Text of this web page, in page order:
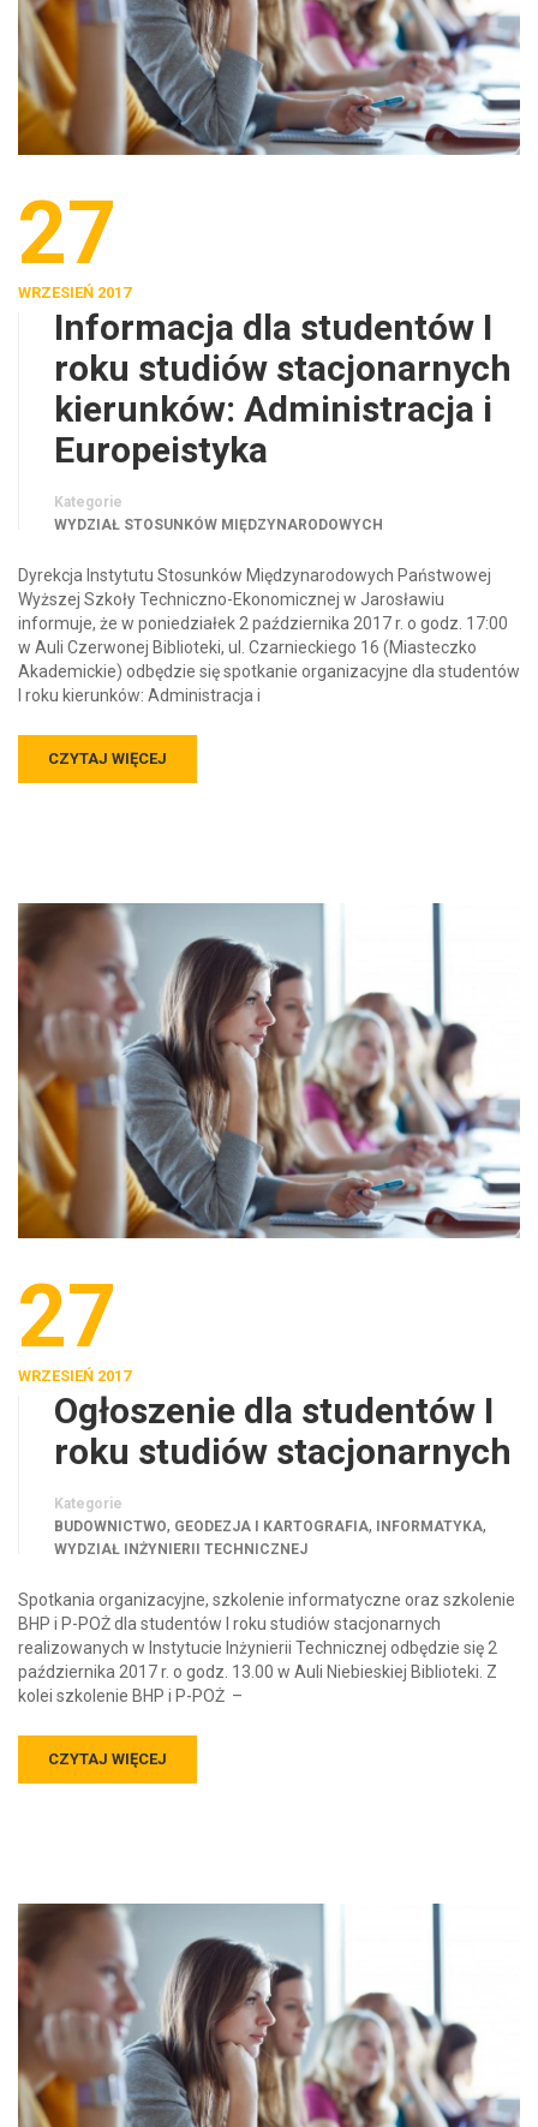
27
WRZESIEŃ 2017
Informacja dla studentów I
roku studiów stacjonarnych
kierunków: Administracja i
Europeistyka
Kategorie
WYDZIAŁ STOSUNKÓW MIĘDZYNARODOWYCH
Dyrekcja Instytutu Stosunków Międzynarodowych Państwowej
Wyższej Szkoły Techniczno-Ekonomicznej w Jarosławiu
informuje, że w poniedziałek 2 października 2017 r. o godz. 17:00
w Auli Czerwonej Biblioteki, ul. Czarnieckiego 16 (Miasteczko
Akademickie) odbędzie się spotkanie organizacyjne dla studentów
I roku kierunków: Administracja i
CZYTAJ WIĘCEJ
27
WRZESIEŃ 2017
Ogłoszenie dla studentów I
roku studiów stacjonarnych
Kategorie
BUDOWNICTWO, GEODEZJA I KARTOGRAFIA, INFORMATYKA,
WYDZIAŁ INŻYNIERII TECHNICZNEJ
Spotkania organizacyjne, szkolenie informatyczne oraz szkolenie
BHP i P-POŻ dla studentów I roku studiów stacjonarnych
realizowanych w Instytucie Inżynierii Technicznej odbędzie się 2
października 2017 r. o godz. 13.00 w Auli Niebieskiej Biblioteki. Z
kolei szkolenie BHP i P-POŻ –
CZYTAJ WIĘCEJ